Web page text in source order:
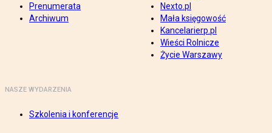
Prenumerata
Archiwum
Nexto.pl
Mała księgowość
Kancelarierp.pl
Wieści Rolnicze
Życie Warszawy
NASZE WYDARZENIA
Szkolenia i konferencje